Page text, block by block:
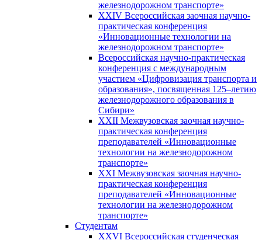
железнодорожном транспорте»
XXIV Всероссийская заочная научно-
практическая конференция
«Инновационные технологии на
железнодорожном транспорте»
Всероссийская научно-практическая
конференция с международным
участием «Цифровизация транспорта и
образования», посвященная 125–летию
железнодорожного образования в
Сибири»
XXII Межвузовская заочная научно-
практическая конференция
преподавателей «Инновационные
технологии на железнодорожном
транспорте»
XXI Межвузовская заочная научно-
практическая конференция
преподавателей «Инновационные
технологии на железнодорожном
транспорте»
Студентам
XXVI Всероссийская студенческая